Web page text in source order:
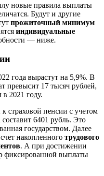
новые правила выплаты
Будут и другие
прожиточный минимум
индивидуальные
— ниже.
года вырастут на 5,9%. В
превысит 17 тысяч рублей,
2021 году.
страховой пенсии с учетом
6401 рубль. Это
государством. Далее
накопленного трудового
. А при достижении
фиксированной выплаты